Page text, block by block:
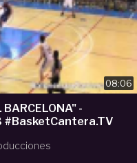
08:06
-
Torneo Junior Hospitalet 2013 #BasketCantera.TV